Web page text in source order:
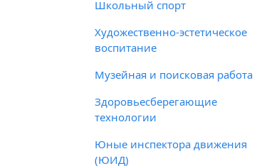
Школьный спорт
Художественно-эстетическое
воспитание
Музейная и поисковая работа
Здоровьесберегающие
технологии
Юные инспектора движения
(ЮИД)